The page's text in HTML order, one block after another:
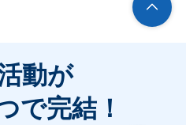
動が
で完結！